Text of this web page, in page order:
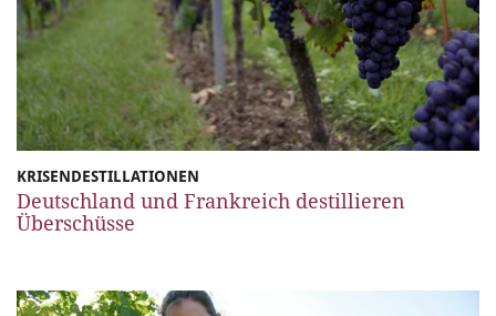
KRISENDESTILLATIONEN
Deutschland und Frankreich destillieren
Überschüsse